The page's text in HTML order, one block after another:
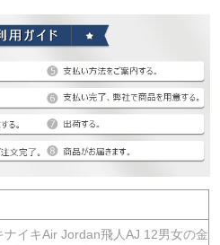
ナイキAir Jordan飛人AJ 12男女の金